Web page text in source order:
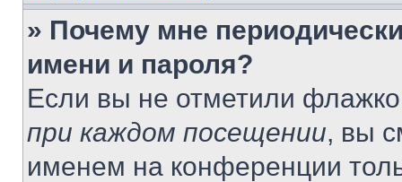
» Почему мне
имени и пароля?
Если вы не отметили
при каждом посещении, вы
именем на конференции